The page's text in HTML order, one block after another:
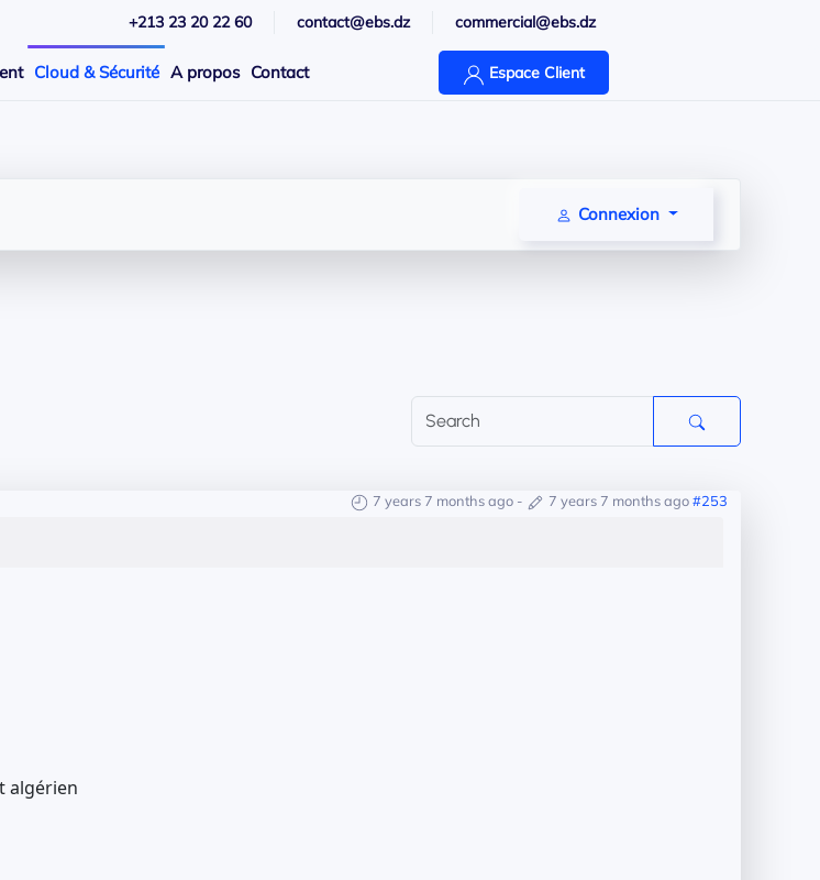
+213 23 20 22 60 contact@ebs.dz commercial@ebs.dz
Cloud & Sécurité A propos Contact Espace Client
Connexion
7 years 7 months ago - 7 years 7 months ago#253
algérien